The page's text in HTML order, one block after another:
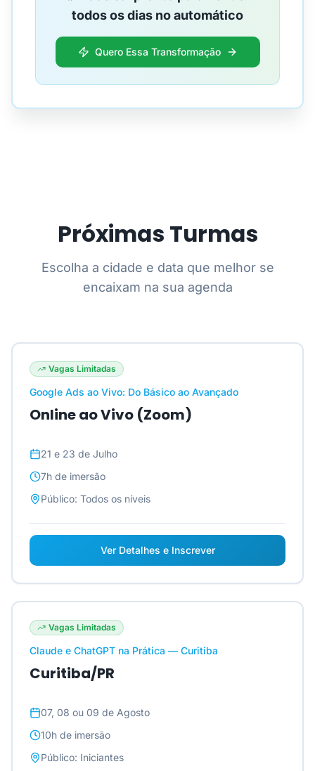
todos os dias no automático
Quero Essa Transformação
Próximas Turmas
Escolha a cidade e data que melhor se
encaixam na sua agenda
Vagas Limitadas
Google Ads ao Vivo: Do Básico ao Avançado
Online ao Vivo (Zoom)
21 e 23 de Julho
7h de imersão
Público: Todos os níveis
Ver Detalhes e Inscrever
Vagas Limitadas
Claude e ChatGPT na Prática — Curitiba
Curitiba/PR
07, 08 ou 09 de Agosto
10h de imersão
Público: Iniciantes